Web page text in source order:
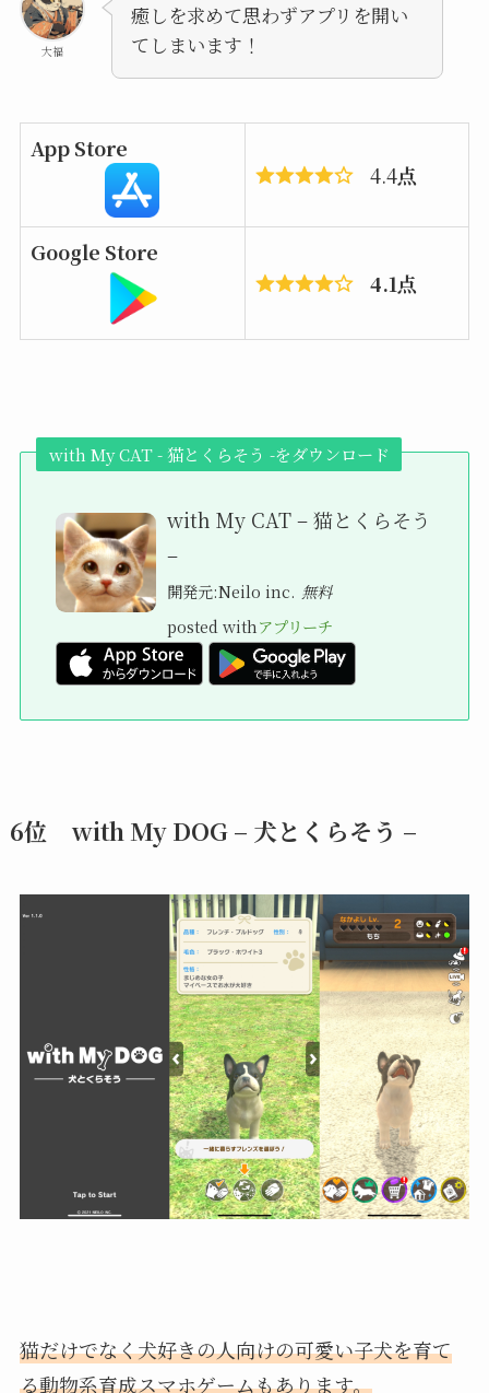
大福
癒しを求めて思わずアプリを開い
てしまいます！
App Store
4.4点
Google Store
4.1点
with My CAT - 猫とくらそう -をダウンロード
with My CAT – 猫とくらそう
–
開発元:Neilo inc. 無料
posted withアプリーチ
6位 with My DOG – 犬とくらそう –
猫だけでなく犬好きの人向けの可愛い子犬を育て
る動物系育成スマホゲームもあります。